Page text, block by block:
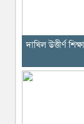
দাখিল উত্তীর্ণ